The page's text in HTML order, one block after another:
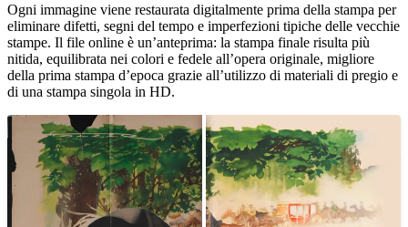
Ogni immagine viene restaurata digitalmente prima della stampa per
eliminare difetti, segni del tempo e imperfezioni tipiche delle vecchie
stampe. Il file online è un’anteprima: la stampa finale risulta più
nitida, equilibrata nei colori e fedele all’opera originale, migliore
della prima stampa d’epoca grazie all’utilizzo di materiali di pregio e
di una stampa singola in HD.